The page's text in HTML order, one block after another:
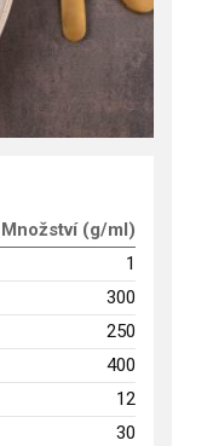
Množství (g/ml)
1
300
250
400
12
30